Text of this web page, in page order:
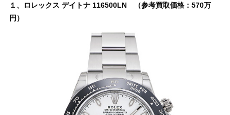
１、ロレックス デイトナ 116500LN （参考買取価格：570万
円）